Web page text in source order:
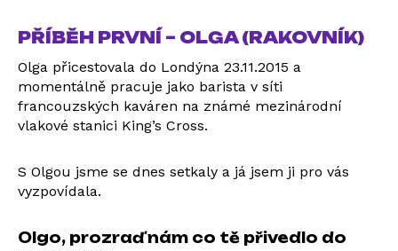
PŘÍBĚH PRVNÍ – OLGA (RAKOVNÍK)
Olga přicestovala do Londýna 23.11.2015 a
momentálně pracuje jako barista v síti
francouzských kaváren na známé mezinárodní
vlakové stanici King’s Cross.
S Olgou jsme se dnes setkaly a já jsem ji pro vás
vyzpovídala.
Olgo, prozraď nám co tě přivedlo do